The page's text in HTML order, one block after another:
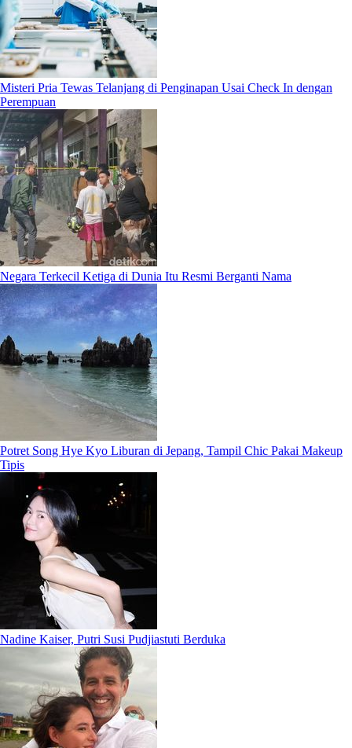
Misteri Pria Tewas Telanjang di Penginapan Usai Check In dengan
Perempuan
Negara Terkecil Ketiga di Dunia Itu Resmi Berganti Nama
Potret Song Hye Kyo Liburan di Jepang, Tampil Chic Pakai Makeup
Tipis
Nadine Kaiser, Putri Susi Pudjiastuti Berduka